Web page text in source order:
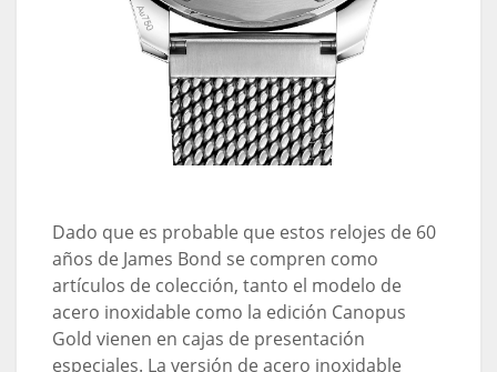
Dado que es probable que estos relojes de 60
años de James Bond se compren como
artículos de colección, tanto el modelo de
acero inoxidable como la edición Canopus
Gold vienen en cajas de presentación
especiales. La versión de acero inoxidable